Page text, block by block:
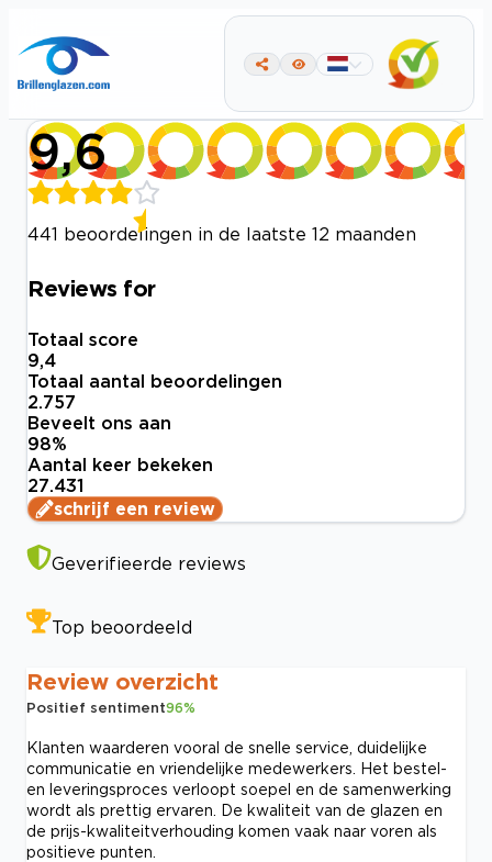
9,6
441 beoordelingen in de laatste 12 maanden
Reviews for
Totaal score
9,4
Totaal aantal beoordelingen
2.757
Beveelt ons aan
98%
Aantal keer bekeken
27.431
schrijf een review
Geverifieerde reviews
Top beoordeeld
Review overzicht
Positief sentiment96%
Klanten waarderen vooral de snelle service, duidelijke
communicatie en vriendelijke medewerkers. Het bestel-
en leveringsproces verloopt soepel en de samenwerking
wordt als prettig ervaren. De kwaliteit van de glazen en
de prijs-kwaliteitverhouding komen vaak naar voren als
positieve punten.